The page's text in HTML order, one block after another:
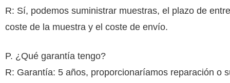
R: Sí, podemos suministrar muestras, el plazo de
coste de la muestra y el coste de envío.
P. ¿Qué garantía tengo?
R: Garantía: 5 años, proporcionaríamos reparación o